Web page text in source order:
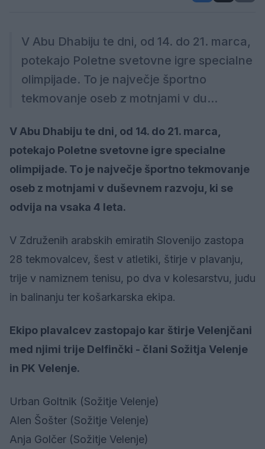
V Abu Dhabiju te dni, od 14. do 21. marca,
potekajo Poletne svetovne igre specialne
olimpijade. To je največje športno
tekmovanje oseb z motnjami v du...
V Abu Dhabiju te dni, od 14. do 21. marca,
potekajo Poletne svetovne igre specialne
olimpijade. To je največje športno tekmovanje
oseb z motnjami v duševnem razvoju, ki se
odvija na vsaka 4 leta.
V Združenih arabskih emiratih Slovenijo zastopa
28 tekmovalcev, šest v atletiki, štirje v plavanju,
trije v namiznem tenisu, po dva v kolesarstvu, judu
in balinanju ter košarkarska ekipa.
Ekipo plavalcev zastopajo kar štirje Velenjčani
med njimi trije Delfinčki - člani Sožitja Velenje
in PK Velenje.
Urban Goltnik (Sožitje Velenje)
Alen Šošter (Sožitje Velenje)
Anja Golčer (Sožitje Velenje)